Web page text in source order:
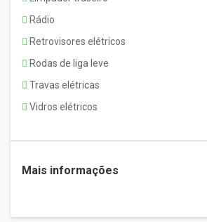
Rádio
Retrovisores elétricos
Rodas de liga leve
Travas elétricas
Vidros elétricos
Mais informações